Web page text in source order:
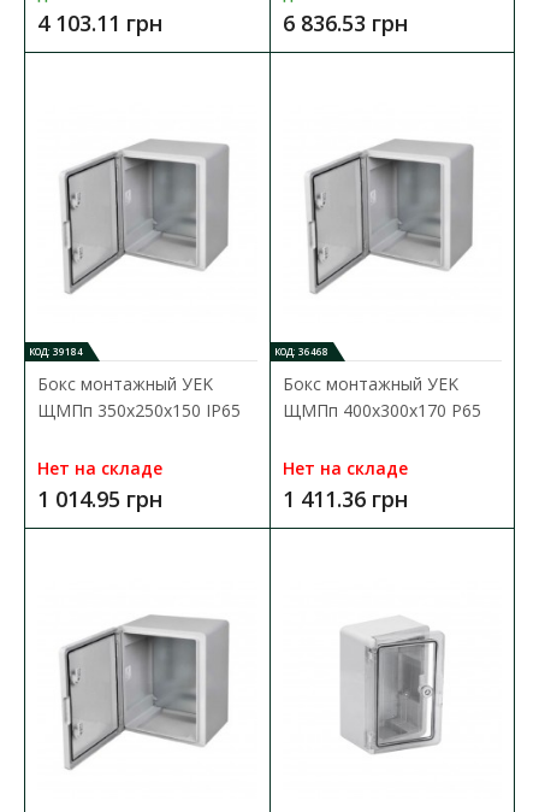
Щиток пластиковый ЩМПп 300х200х130мм ПХЛ1
IP65 UEC
Доступность: В наличии
669.06 грн
4 103.11 грн 6 836.53 грн
КОД: 39184
Бокс монтажный УEK
ЩМПп 350х250х150 IP65
Нет на складе
1 014.95 грн
КОД: 36468
Бокс монтажный УEK
ЩМПп 400х300х170 P65
Нет на складе
1 411.36 грн